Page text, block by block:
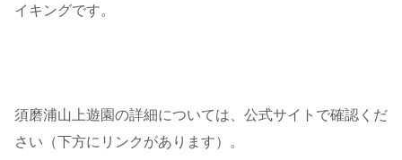
イキングです。
須磨浦山上遊園の詳細については、公式サイトで確認くだ
さい（下方にリンクがあります）。